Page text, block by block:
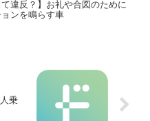
て違反？】お礼や合図のために
ンを鳴らす車
乗